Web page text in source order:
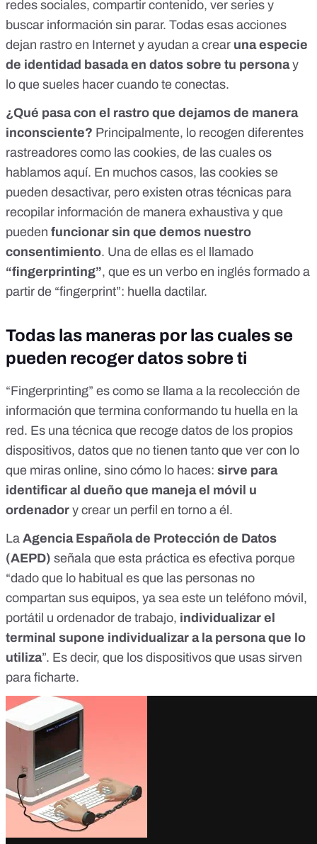
redes sociales, compartir contenido, ver series y
buscar información sin parar. Todas esas acciones
dejan rastro en Internet y ayudan a crear una especie
de identidad basada en datos sobre tu personay
lo que sueles hacer cuando te conectas.
¿Qué pasa con el rastro que dejamos de manera
inconsciente? Principalmente, lo recogen diferentes
rastreadores como las cookies, de las cuales os
hablamos aquí. En muchos casos, las cookies se
pueden desactivar, pero existen otras técnicas para
recopilar información de manera exhaustiva y que
pueden funcionar sin que demos nuestro
consentimiento. Una de ellas es el llamado
“fingerprinting”, que es un verbo en inglés formado a
partir de “fingerprint”: huella dactilar.
Todas las maneras por las cuales se
pueden recoger datos sobre ti
“Fingerprinting” es como se llama a la recolección de
información que termina conformando tu huella en la
red. Es una técnica que recoge datos de los propios
dispositivos, datos que no tienen tanto que ver con lo
que miras online, sino cómo lo haces: sirve para
identificar al dueño que maneja el móvil u
ordenador y crear un perfil en torno a él.
La Agencia Española de Protección de Datos
(AEPD) señala que esta práctica es efectiva porque
“dado que lo habitual es que las personas no
compartan sus equipos, ya sea este un teléfono móvil,
portátil u ordenador de trabajo, individualizar el
terminal supone individualizar a la persona que lo
utiliza”. Es decir, que los dispositivos que usas sirven
para ficharte.